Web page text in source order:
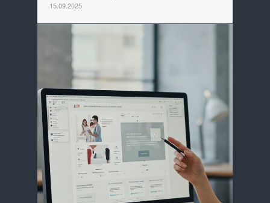
15.09.2025